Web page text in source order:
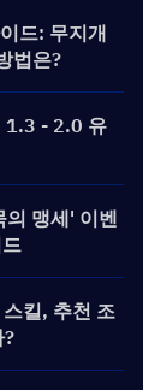
드: 무지개
법은?
1.3 - 2.0 유
맹세' 이벤
킬, 추천 조
?